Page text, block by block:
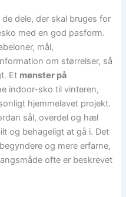
de dele, der skal bruges for
med en god pasform.
mål,
om størrelser, så
Et mønster på
indoor-sko til vinteren,
hjemmelavet projekt.
sål, overdel og hæl
og behageligt at gå i. Det
og mere erfarne,
ofte er beskrevet